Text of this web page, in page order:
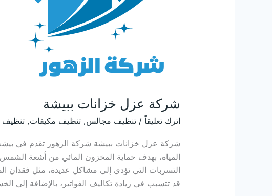
شركة عزل خزانات ببيشة
اترك تعليقاً / تنظيف مجالس, تنظيف مكيفات, تنظيف
شركة عزل خزانات ببيشة شركة الزهور تقدم في
المياه، بهدف حماية المخزون المائي من أشعة الشمس
التسربات التي تؤدي إلى مشاكل عديدة، مثل فقدان
قد تتسبب في زيادة تكاليف الفواتير، بالإضافة إلى